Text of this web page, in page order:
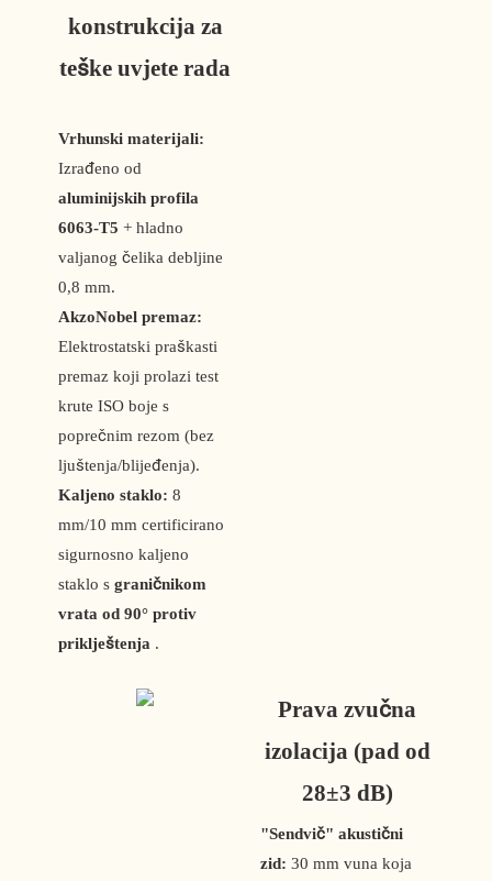
konstrukcija za
teške uvjete rada
Vrhunski materijali:
Izrađeno od
aluminijskih profila
6063-T5 + hladno
valjanog čelika debljine
0,8 mm.
AkzoNobel premaz:
Elektrostatski praškasti
premaz koji prolazi test
krute ISO boje s
poprečnim rezom (bez
ljuštenja/blijeđenja).
Kaljeno staklo: 8
mm/10 mm certificirano
sigurnosno kaljeno
staklo sgraničnikom
vrata od 90° protiv
priklještenja .
Prava zvučna
izolacija (pad od
28±3 dB)
"Sendvič" akustični
zid: 30 mm vuna koja